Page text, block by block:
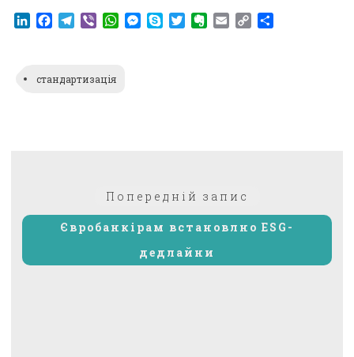
LinkedIn
Facebook
Telegram
ViberWhatsApp
Messenger
SkypeTwitterEvernote
EmailCopy
стандартизація
Попередній запис
Євробанкірам встановлно ESG-
дедлайни